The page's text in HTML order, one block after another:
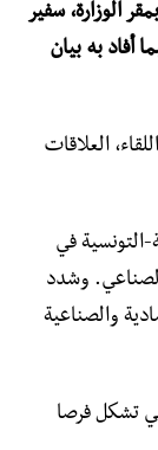
الوزارة، سفیر
أفاد به بيان
العلاقات
التونسیة في
وشدد
والصناعية
تشكل فرصا